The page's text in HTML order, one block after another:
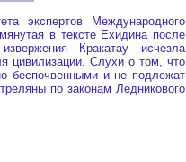
Международного
в тексте Ехидина после
Кракатау исчезла
цивилизации. Слухи о том, что
беспочвенными и не подлежат
по законам Ледникового